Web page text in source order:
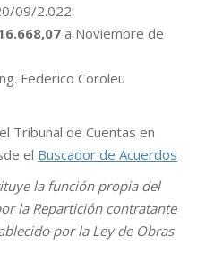
09/2.022.
a Noviembre de
Federico Coroleu
Tribunal de Cuentas en
el Buscador de Acuerdos
la función propia del
la Repartición contratante
por la Ley de Obras